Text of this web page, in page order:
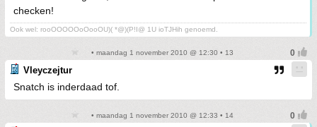
checken!
Ook wel: rooOOOOOoOooOU)( *@)(P!I@ 1U ioTJHih genoemd.
• maandag 1 november 2010 @ 12:30 • 13
Vleyczejtur
Snatch is inderdaad tof.
• maandag 1 november 2010 @ 12:33 • 14